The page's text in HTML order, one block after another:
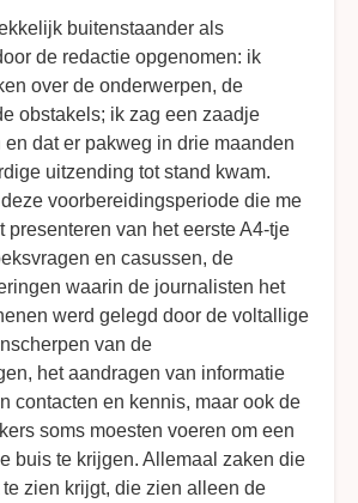
buitenstaander als
de redactie opgenomen: ik
over de onderwerpen, de
obstakels; ik zag een zaadje
dat er pakweg in drie maanden
uitzending tot stand kwam.
voorbereidingsperiode die me
presenteren van het eerste A4-tje
en casussen, de
waarin de journalisten het
werd gelegd door de voltallige
van de
het aandragen van informatie
contacten en kennis, maar ook de
soms moesten voeren om een
buis te krijgen. Allemaal zaken die
zien krijgt, die zien alleen de